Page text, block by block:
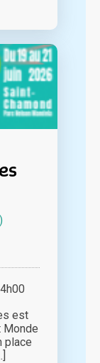
est
Monde
place